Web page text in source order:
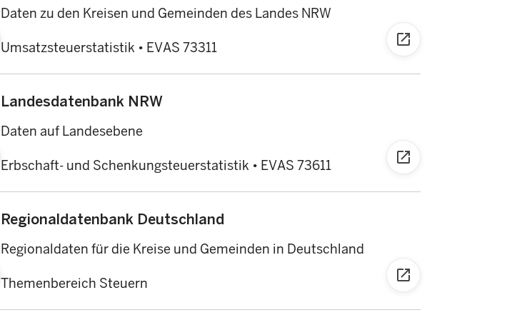
Daten zu den Kreisen und Gemeinden des Landes NRW
Umsatzsteuerstatistik • EVAS 73311 open_in_new
Landesdatenbank NRW
Daten auf Landesebene
Erbschaft- und Schenkungsteuerstatistik • EVAS 73611 open_in_new
Regionaldatenbank Deutschland
Regionaldaten für die Kreise und Gemeinden in Deutschland
Themenbereich Steuern open_in_new